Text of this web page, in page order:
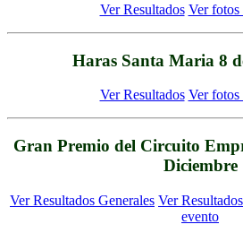
Ver Resultados Ver fotos
Haras Santa Maria 8
Ver Resultados Ver fotos
Gran Premio del Circuito
Diciembre
Ver Resultados Generales Ver
evento